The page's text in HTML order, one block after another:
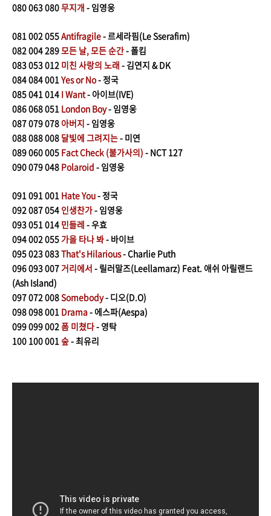
080063 080무지개 - 임영웅
081002 055Antifragile- 르세라핌(Le Sserafim)
082004 289모든 날, 모든 순간- 폴킴
083053 012 미친 사랑의 노래 - 김연지 & DK
084 084 001Yes or No- 정국
085041 014 I Want- 아이브(IVE)
086068 051 London Boy- 임영웅
087079 078 아버지 - 임영웅
088088 008 달빛에 그려지는- 미연
089060 005 Fact Check (불가사의) - NCT 127
090079 048 Polaroid - 임영웅
091 091 001 Hate You- 정국
092 087 054 인생찬가- 임영웅
093051 014 민들레 - 우효
094002 055 가을 타나 봐- 바이브
095023 083That's Hilarious- Charlie Puth
096093 007거리에서 - 릴러말즈(Leellamarz) Feat. 애쉬 아릴랜드
(Ash Island)
097072 008Somebody- 디오(D.O)
098 098 001 Drama- 에스파(Aespa)
099 099002폼 미쳤다- 영탁
100 100 001숲- 최유리